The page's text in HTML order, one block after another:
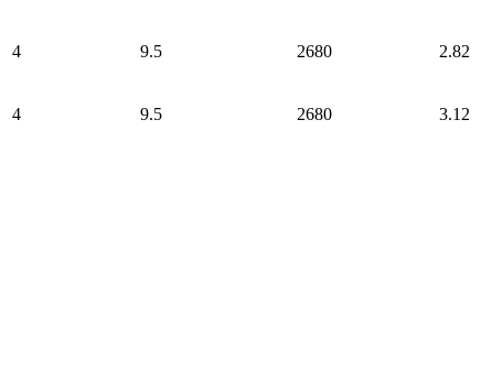
4 9.5 2680 2.82
4 9.5 2680 3.12